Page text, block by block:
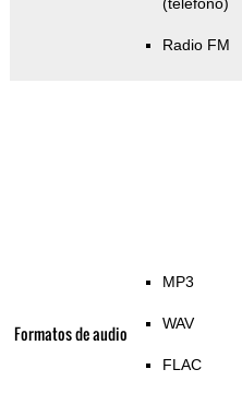
Radio FM
Formatos de audio
MP3
WAV
FLAC